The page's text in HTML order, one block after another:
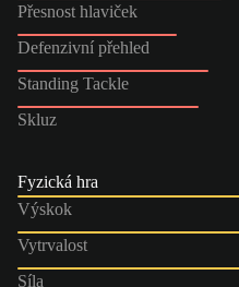
Přesnost hlaviček
Defenzivní přehled
Standing Tackle
Skluz
Fyzická hra
Výskok
Vytrvalost
Síla